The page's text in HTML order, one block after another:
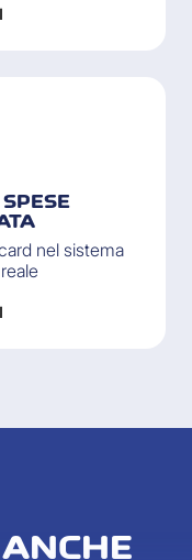
nel sistema